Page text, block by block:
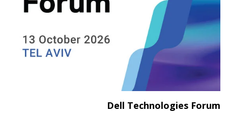
Dell Technologies Forum